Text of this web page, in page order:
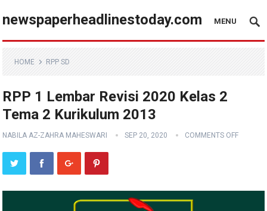
newspaperheadlinestoday.com MENU
HOME RPP SD
RPP 1 Lembar Revisi 2020 Kelas 2
Tema 2 Kurikulum 2013
NABILA AZ-ZAHRA MAHESWARI SEP 20, 2020 COMMENTS OFF